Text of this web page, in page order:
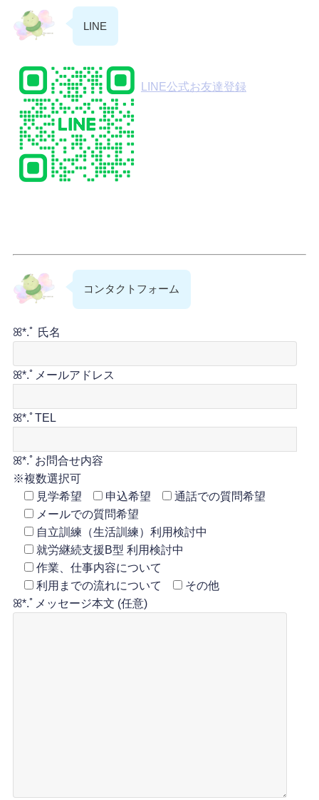
LINE
LINE公式お友達登録
コンタクトフォーム
ꕤ*.ﾟ 氏名
ꕤ*.ﾟメールアドレス
ꕤ*.ﾟTEL
ꕤ*.ﾟお問合せ内容
※複数選択可
見学希望
申込希望
通話での質問希望
メールでの質問希望
自立訓練（生活訓練）利用検討中
就労継続支援B型 利用検討中
作業、仕事内容について
利用までの流れについて
その他
ꕤ*.ﾟメッセージ本文 (任意)